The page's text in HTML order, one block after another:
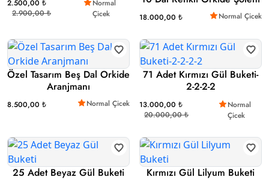
2.500,00 ₺
2.900,00 ₺
Normal
Çicek
18.000,00 ₺ Normal Çicek
Özel Tasarım Beş Dal Orkide
Aranjmanı
8.500,00 ₺ Normal Çicek
71 Adet Kırmızı Gül Buketi-
2-2-2-2
13.000,00 ₺
20.000,00 ₺
Normal
Çicek
25 Adet Beyaz Gül Buketi Kırmızı Gül Lilyum Buketi